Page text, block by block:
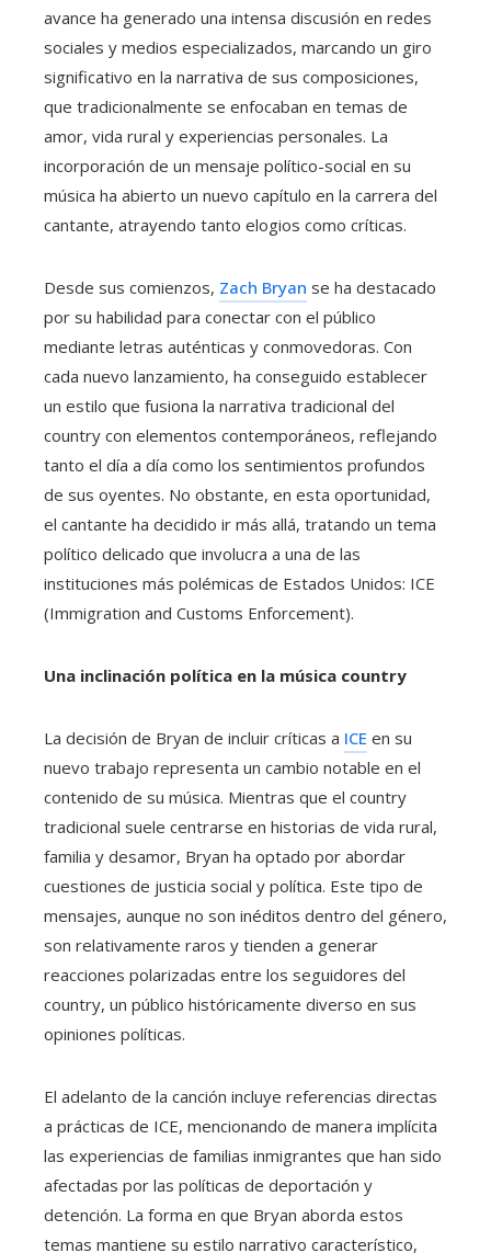
avance ha generado una intensa discusión en redes
sociales y medios especializados, marcando un giro
significativo en la narrativa de sus composiciones,
que tradicionalmente se enfocaban en temas de
amor, vida rural y experiencias personales. La
incorporación de un mensaje político-social en su
música ha abierto un nuevo capítulo en la carrera del
cantante, atrayendo tanto elogios como críticas.
Desde sus comienzos, Zach Bryan se ha destacado
por su habilidad para conectar con el público
mediante letras auténticas y conmovedoras. Con
cada nuevo lanzamiento, ha conseguido establecer
un estilo que fusiona la narrativa tradicional del
country con elementos contemporáneos, reflejando
tanto el día a día como los sentimientos profundos
de sus oyentes. No obstante, en esta oportunidad,
el cantante ha decidido ir más allá, tratando un tema
político delicado que involucra a una de las
instituciones más polémicas de Estados Unidos: ICE
(Immigration and Customs Enforcement).
Una inclinación política en la música country
La decisión de Bryan de incluir críticas a ICE en su
nuevo trabajo representa un cambio notable en el
contenido de su música. Mientras que el country
tradicional suele centrarse en historias de vida rural,
familia y desamor, Bryan ha optado por abordar
cuestiones de justicia social y política. Este tipo de
mensajes, aunque no son inéditos dentro del género,
son relativamente raros y tienden a generar
reacciones polarizadas entre los seguidores del
country, un público históricamente diverso en sus
opiniones políticas.
El adelanto de la canción incluye referencias directas
a prácticas de ICE, mencionando de manera implícita
las experiencias de familias inmigrantes que han sido
afectadas por las políticas de deportación y
detención. La forma en que Bryan aborda estos
temas mantiene su estilo narrativo característico,